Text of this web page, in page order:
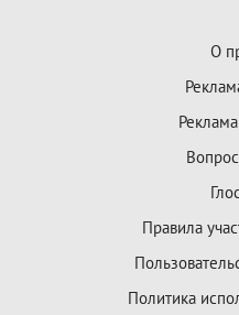
О
Правила
Политика